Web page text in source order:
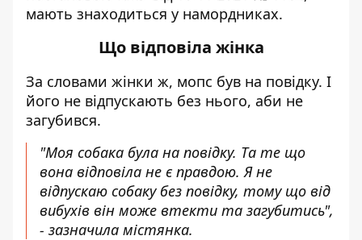
мають знаходиться у намордниках.
Що відповіла жінка
За словами жінки ж, мопс був на повідку. І
його не відпускають без нього, аби не
загубився.
"Моя собака була на повідку. Та те що
вона відповіла не є правдою. Я не
відпускаю собаку без повідку, тому що від
вибухів він може втекти та загубитись",
- зазначила містянка.